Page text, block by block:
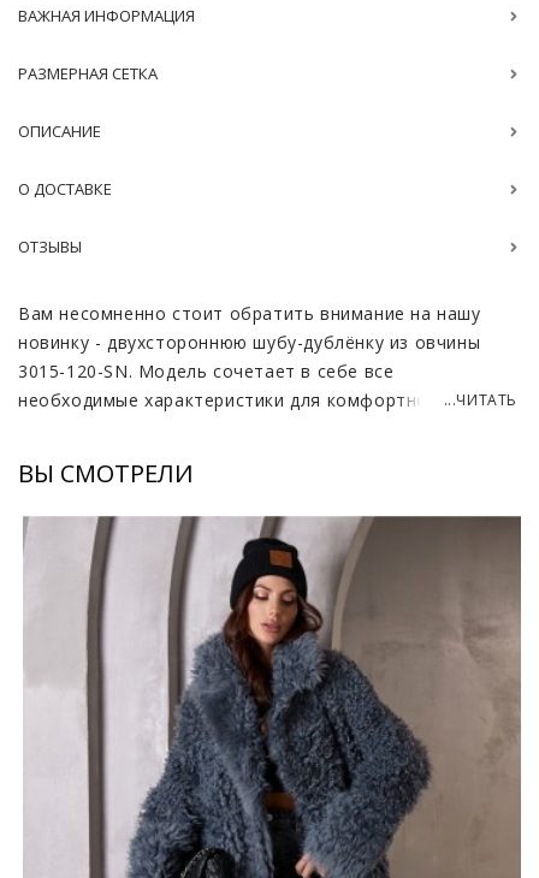
ВАЖНАЯ ИНФОРМАЦИЯ
РАЗМЕРНАЯ СЕТКА
ОПИСАНИЕ
О ДОСТАВКЕ
ОТЗЫВЫ
Вам несомненно стоит обратить внимание на нашу
новинку - двухстороннюю шубу-дублëнку из овчины
3015-120-SN. Модель сочетает в себе все
необходимые характеристики для комфортной носки с
гардеробе.
Шуба пошита из овчины ягнят тиградо. Этот материал
имеет свои характерные особенности. Внешне он
очень необычный, его кудрявый ворс красиво
завивается, что смотрится очень симпатично. Кроме
того, мех очень плотный и густой, он хорошо
сохраняет тепло и поэтому изделие можно смело
носить в морозную погоду.
Модель примечательна тем, что её можно носить с
двух сторон. Внутренняя сторона смотрится очень
стильно. Она выполнена из нежной, но очень прочной
кожи ягнёнка. Материал обладает мягкостью, поэтому
ощущения во время носки очень приятные.
...ЧИТАТЬ
ВЫ СМОТРЕЛИ